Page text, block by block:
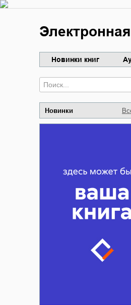
Новинки книг
Новинки